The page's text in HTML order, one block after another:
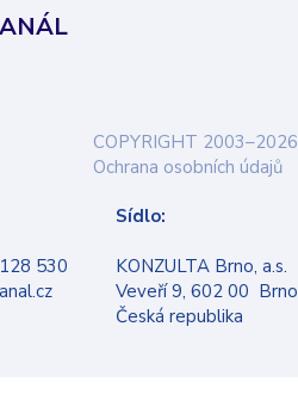
COPYRIGHT 2003–2026
Ochrana osobních údajů
Sídlo:
KONZULTA Brno, a.s.
Veveří 9, 602 00 Brno
Česká republika
530